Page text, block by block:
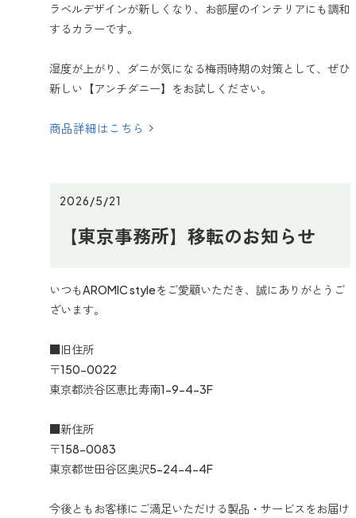
ラベルデザインが新しくなり、お部屋のインテリアにも調和
するカラーです。
湿度が上がり、ダニが気になる梅雨時期の対策として、ぜひ
新しい【アンチダニー】をお試しください。
商品詳細はこちら
2026/5/21
【東京事務所】移転のお知らせ
いつもAROMIC styleをご愛顧いただき、誠にありがとうご
ざいます。
■旧住所
〒150-0022
東京都渋谷区恵比寿南1-9-4-3F
■新住所
〒158-0083
東京都世田谷区奥沢5-24-4-4F
今後ともお客様にご満足いただける製品・サービスをお届け